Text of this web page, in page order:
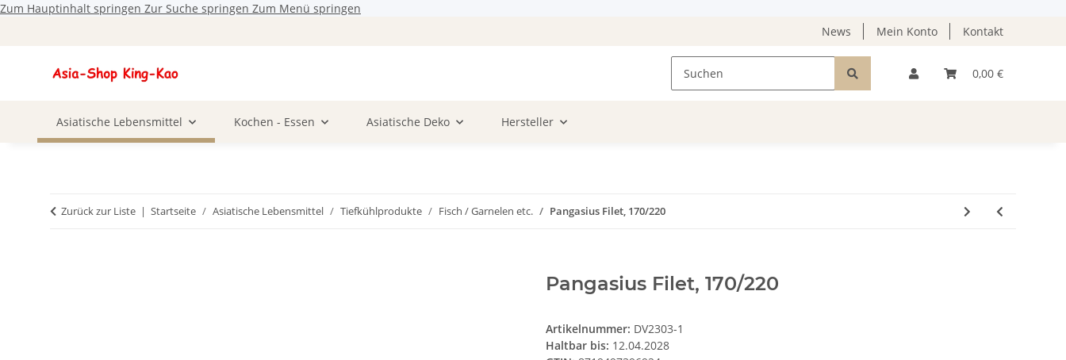
Zum Hauptinhalt springen Zur Suche springen Zum Menü springen
News Mein Konto Kontakt
0,00 €
Asiatische Lebensmittel Kochen - Essen Asiatische Deko Hersteller
Zurück zur Liste Startseite Asiatische Lebensmittel Tiefkühlprodukte Fisch / Garnelen etc. Pangasius Filet, 170/220
Pangasius Filet, 170/220
Artikelnummer: DV2303-1
Haltbar bis: 12.04.2028